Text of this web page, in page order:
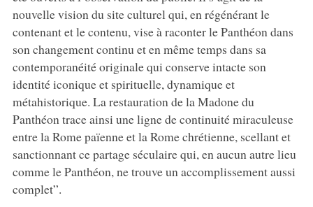
nouvelle vision du site culturel qui, en régénérant le
contenant et le contenu, vise à raconter le Panthéon dans
son changement continu et en même temps dans sa
contemporanéité originale qui conserve intacte son
identité iconique et spirituelle, dynamique et
métahistorique. La restauration de la Madone du
Panthéon trace ainsi une ligne de continuité miraculeuse
entre la Rome païenne et la Rome chrétienne, scellant et
sanctionnant ce partage séculaire qui, en aucun autre lieu
comme le Panthéon, ne trouve un accomplissement aussi
complet”.